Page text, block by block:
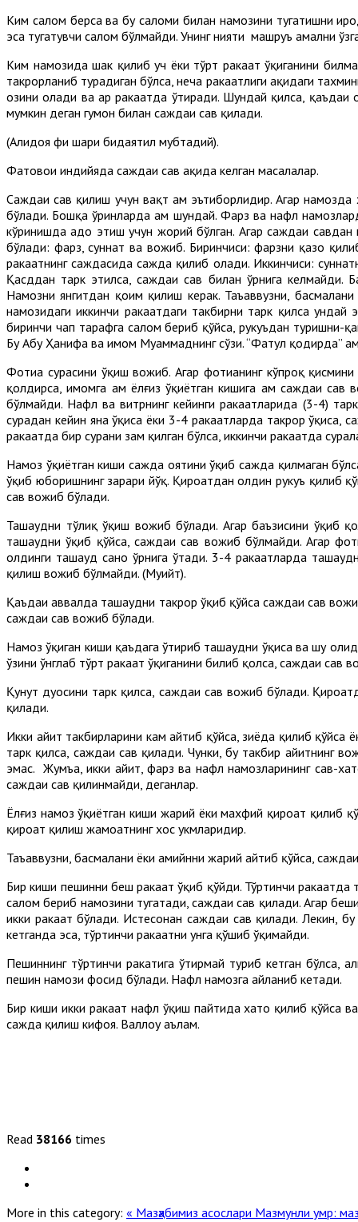
Ким салом берса ва бу саломи билан намозини тугатишни
эса тугатувчи салом бўлмайди. Унинг нияти машруъ амални
Ким намозида шак қилиб уч ёки тўрт ракаат ўқиганини
такрорланиб турадиган бўлса, неча ракаатлиги ҳақидаги
озини олади ва ҳар ракаатда ўтиради. Шундай қилса, қаъдаи
мумкин деган гумон билан саждаи саҳв қилади.
(Алҳидоя фи шарҳи бидаятил мубтадий).
Фатовои ҳиндийяда саждаи саҳв ҳақида келган масалалар.
Саждаи саҳв қилиш учун вақт ҳам эътиборлидир. Агар
бўлади. Бошқа ўринларда ҳам шундай. Фарз ва нафл
кўринишда адо этиш учун жорий бўлган. Агар саждаи
бўлади: фарз, суннат ва вожиб. Биринчиси: фарзни қазо
ракаатнинг саждасида сажда қилиб олади. Иккинчиси:
Қасддан тарк этилса, саждаи саҳв билан ўрнига келмайди.
Намозни янгитдан қоим қилиш керак. Таъаввузни,
намозидаги иккинчи ракаатдаги такбирни тарк қилса
биринчи чап тарафга салом бериб қўйса, рукуъдан туришни-
Бу Абу Ҳанифа ва имом Муҳаммаднинг сўзи. “Фатҳул қодирда”
Фотиҳа сурасини ўқиш вожиб. Агар фотиҳанинг кўпроқ
қолдирса, имомга ҳам ёлғиз ўқиётган кишига ҳам саждаи
бўлмайди. Нафл ва витрнинг кейинги ракаатларида (3-4)
сурадан кейин яна ўқиса ёки 3-4 ракаатларда такрор ўқиса,
ракаатда бир сурани зам қилган бўлса, иккинчи ракаатда
Намоз ўқиётган киши сажда оятини ўқиб сажда қилмаган
ўқиб юборишнинг зарари йўқ. Қироатдан олдин рукуъ қилиб
саҳв вожиб бўлади.
Ташаҳҳудни тўлиқ ўқиш вожиб бўлади. Агар баъзисини
ташаҳҳудни ўқиб қўйса, саждаи саҳв вожиб бўлмайди. Агар
олдинги ташаҳҳуд сано ўрнига ўтади. 3-4 ракаатларда
қилиш вожиб бўлмайди. (Муҳийт).
Қаъдаи аввалда ташаҳҳудни такрор ўқиб қўйса саждаи саҳв
саждаи саҳв вожиб бўлади.
Намоз ўқиган киши қаъдага ўтириб ташаҳҳудни ўқиса ва шу
ўзини ўнглаб тўрт ракаат ўқиганини билиб қолса, саждаи саҳв
Қунут дуосини тарк қилса, саждаи саҳв вожиб бўлади.
қилади.
Икки ҳайит такбирларини кам айтиб қўйса, зиёда қилиб
тарк қилса, саждаи саҳв қилади. Чунки, бу такбир ҳайитнинг
эмас. Жумъа, икки ҳайит, фарз ва нафл намозларининг саҳв-
саждаи саҳв қилинмайди, деганлар.
Ёлғиз намоз ўқиётган киши жаҳрий ёки махфий қироат қилиб
қироат қилиш жамоатнинг хос ҳукмларидир.
Таъаввузни, басмалани ёки амийнни жаҳрий айтиб қўйса,
Бир киши пешинни беш ракаат ўқиб қўйди. Тўртинчи ракаатда
салом бериб намозини тугатади, саждаи саҳв қилади. Агар
икки ракаат бўлади. Истеҳсонан саждаи саҳв қилади. Лекин,
кетганда эса, тўртинчи ракаатни унга қўшиб ўқимайди.
Пешиннинг тўртинчи ракатига ўтирмай туриб кетган бўлса,
пешин намози фосид бўлади. Нафл намозга айланиб кетади.
Бир киши икки ракаат нафл ўқиш пайтида хато қилиб қўйса
сажда қилиш кифоя. Валлоҳу аълам.
Read 38166 times
More in this category: « Мазҳабимиз асослари Мазмунли умр: